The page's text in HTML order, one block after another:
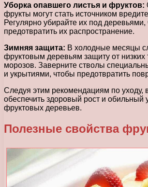
Уборка опавшего листья и фруктов:
фрукты могут стать источником
Регулярно убирайте их под деревьями,
предотвратить их распространение.
Зимняя защита: В холодные месяцы
фруктовым деревьям защиту от низких
морозов. Заверните стволы
и укрытиями, чтобы предотвратить
Следуя этим рекомендациям по уходу,
обеспечить здоровый рост и обильный
фруктовых деревьев.
Полезные свойства